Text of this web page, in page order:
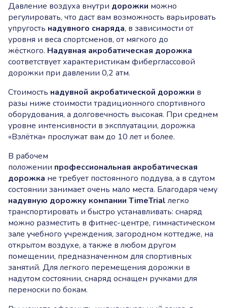
Давление воздуха внутри дорожки можно
регулировать, что даст вам возможность варьировать
упругость надувного снаряда, в зависимости от
уровня и веса спортсменов, от мягкого до
жёсткого. Надувная акробатическая дорожка
соответствует характеристикам фиберглассовой
дорожки при давлении 0,2 атм.
Стоимость надувной акробатической дорожки в
разы ниже стоимости традиционного спортивного
оборудования, а долговечность высокая. При среднем
уровне интенсивности в эксплуатации, дорожка
«Взлётка» прослужат вам до 10 лет и более.
В рабочем
положении профессиональная акробатическая
дорожка не требует постоянного поддува, а в сдутом
состоянии занимает очень мало места. Благодаря чему
надувную дорожку компании TimeTrial легко
транспортировать и быстро устанавливать: снаряд
можно разместить в фитнес-центре, гимнастическом
зале учебного учреждения, загородном коттедже, на
открытом воздухе, а также в любом другом
помещении, предназначенном для спортивных
занятий. Для легкого перемещения дорожки в
надутом состоянии, снаряд оснащен ручками для
переноски по бокам.